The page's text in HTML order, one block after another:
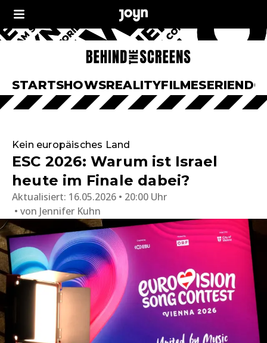
STARTSHOWSREALITYFILMESERIEN
Kein europäisches Land
ESC 2026: Warum ist Israel
heute im Finale dabei?
Aktualisiert: 16.05.2026 • 20:00 Uhr
von Jennifer Kuhn